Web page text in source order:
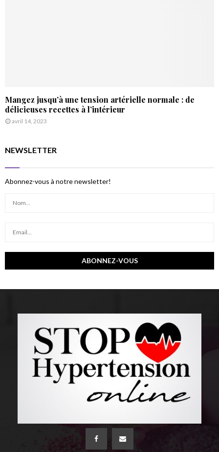
Mangez jusqu’à une tension artérielle normale : de
délicieuses recettes à l’intérieur
avril 14, 2023
NEWSLETTER
Abonnez-vous à notre newsletter!